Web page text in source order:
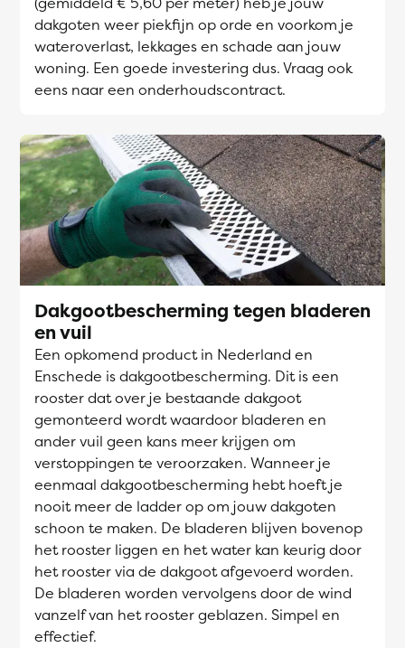
dakgoten weer piekfijn op orde en voorkom je
wateroverlast, lekkages en schade aan jouw
woning. Een goede investering dus. Vraag ook
eens naar een onderhoudscontract.
Dakgootbescherming tegen bladeren
en vuil
Een opkomend product in Nederland en
Enschede is dakgootbescherming. Dit is een
rooster dat over je bestaande dakgoot
gemonteerd wordt waardoor bladeren en
ander vuil geen kans meer krijgen om
verstoppingen te veroorzaken. Wanneer je
eenmaal dakgootbescherming hebt hoeft je
nooit meer de ladder op om jouw dakgoten
schoon te maken. De bladeren blijven bovenop
het rooster liggen en het water kan keurig door
het rooster via de dakgoot afgevoerd worden.
De bladeren worden vervolgens door de wind
vanzelf van het rooster geblazen. Simpel en
effectief.